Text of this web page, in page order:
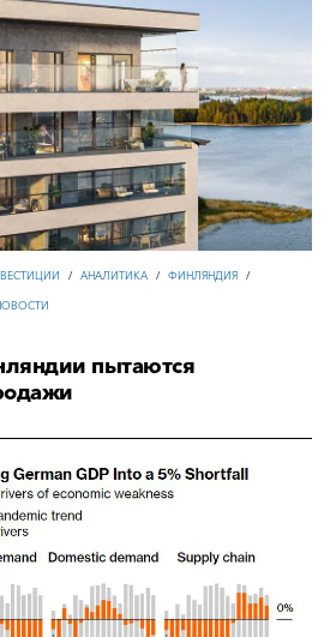
/ АНАЛИТИКА / ФИНЛЯНДИЯ /
пытаются